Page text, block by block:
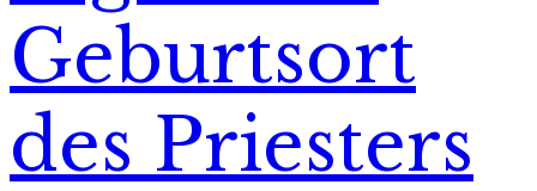
Geburtsort
des Priesters